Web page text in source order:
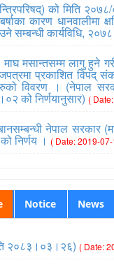
को मिति
कारण धानवालीमा
सम्बन्धी कार्यविधि, २०७८
मसान्तसम्म लागु हुने
प्रकाशित विपद्
विवरण । (नेपाल
को निर्णयानुसार) (
नेपाल सरकार
निर्णय । ( Date: 2019-
Notice News
२०८३।०३।२६) ( Date: